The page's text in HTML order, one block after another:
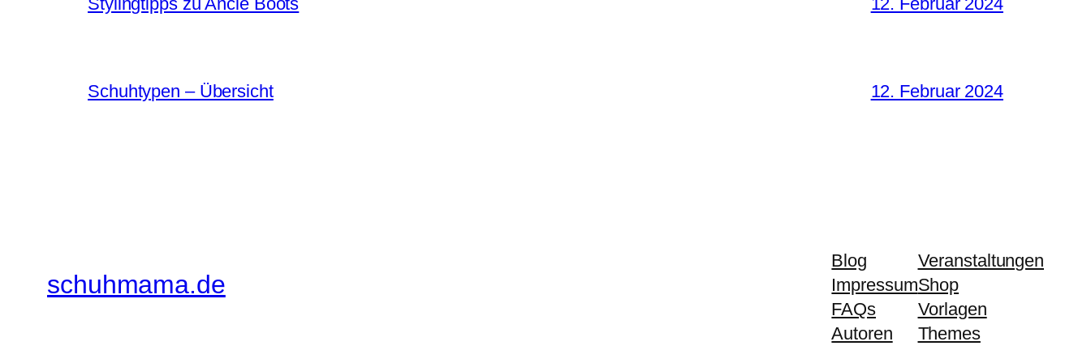
Schuhtypen – Übersicht 12. Februar 2024
schuhmama.de
Blog
Impressum
FAQs
Autoren
Veranstaltungen
Shop
Vorlagen
Themes